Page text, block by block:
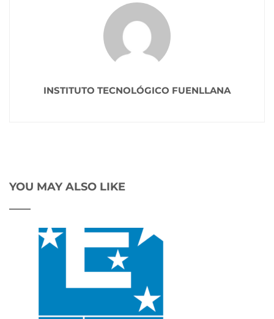
INSTITUTO TECNOLÓGICO FUENLLANA
YOU MAY ALSO LIKE